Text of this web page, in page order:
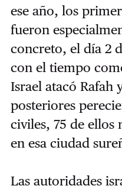
ese año, los
fueron
concreto, el día 2
con el tiempo
Israel atacó Rafah
posteriores
civiles, 75 de ellos
en esa ciudad
Las autoridades